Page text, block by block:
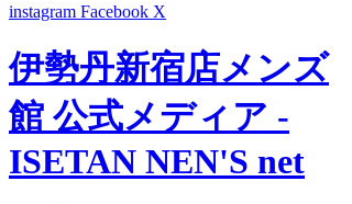
instagram Facebook X
伊勢丹新宿店メンズ
館 公式メディア -
ISETAN NEN'S net